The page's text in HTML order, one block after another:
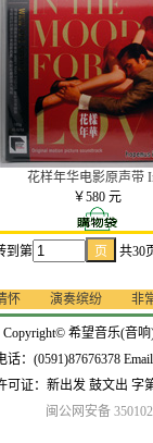
花样年华电影原声带
￥580 元
第 共
怀 演奏缤纷 非
Copyright© 希望音乐(音
话：(0591)87676378
可证：新出发 鼓文出
闽公网安备